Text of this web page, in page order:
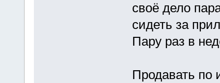
своё дело
сидеть за
Пару раз в
Продавать по